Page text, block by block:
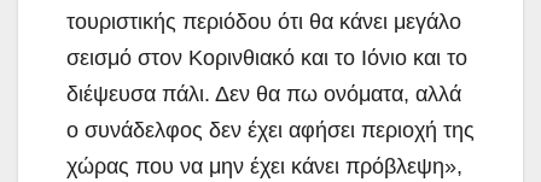
τουριστικής περιόδου ότι θα κάνει μεγάλο
σεισμό στον Κορινθιακό και το Ιόνιο και το
διέψευσα πάλι. Δεν θα πω ονόματα, αλλά
ο συνάδελφος δεν έχει αφήσει περιοχή της
χώρας που να μην έχει κάνει πρόβλεψη»,